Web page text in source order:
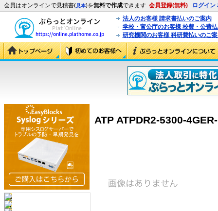
会員はオンラインで見積書(見本)を無料で作成できます 会員登録(無料) ログイン
法人のお客様 請求書払いのご案内
学校・官公庁のお客様 校費・公費
研究機関のお客様 科研費払いのご
ATP ATPDR2-5300-